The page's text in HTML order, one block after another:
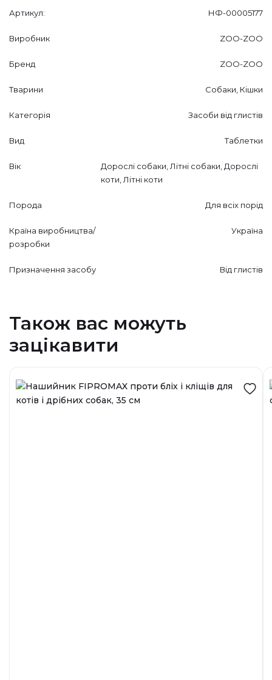
Артикул: НФ-00005177
Виробник ZOO-ZOO
Бренд ZOO-ZOO
Тварини Собаки, Кішки
Категорія Засоби від глистів
Вид Таблетки
Вік
Дорослі собаки, Літні собаки, Дорослі
коти, Літні коти
Порода Для всіх порід
Країна виробництва/
розробки
Україна
Призначення засобу Від глистів
Також вас можуть
зацікавити